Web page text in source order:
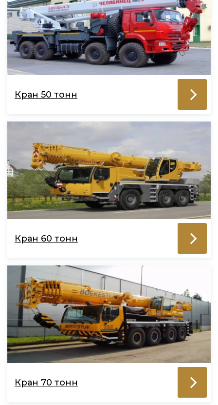
Кран 50 тонн
Кран 60 тонн
Кран 70 тонн